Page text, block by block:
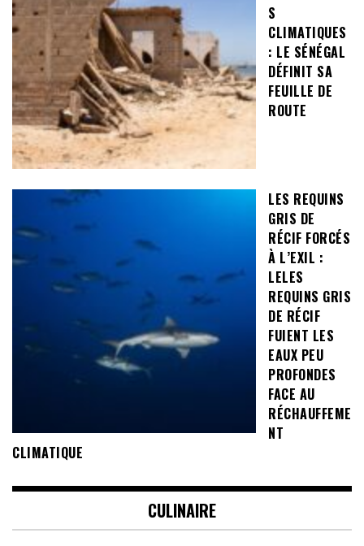
S
CLIMATIQUES
: LE SÉNÉGAL
DÉFINIT SA
FEUILLE DE
ROUTE
LES REQUINS
GRIS DE
RÉCIF FORCÉS
À L’EXIL :
LELES
REQUINS GRIS
DE RÉCIF
FUIENT LES
EAUX PEU
PROFONDES
FACE AU
RÉCHAUFFEME
NT
CLIMATIQUE
CULINAIRE